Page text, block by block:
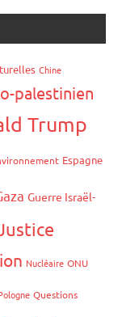
Chine
palestinien
Trump
Espagne
Guerre Israël-
Nucléaire ONU
Questions